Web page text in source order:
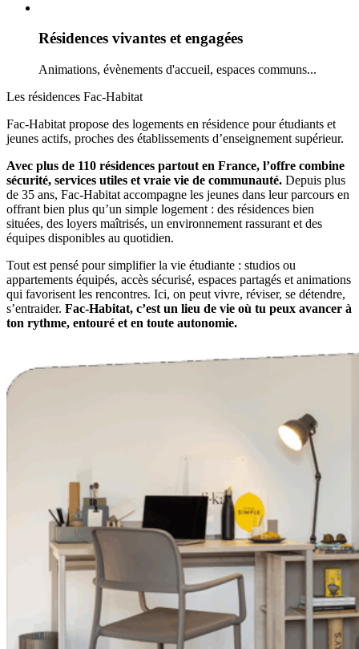
Résidences vivantes et engagées
Animations, évènements d'accueil, espaces communs...
Les résidences Fac-Habitat
Fac-Habitat propose des logements en résidence pour étudiants et
jeunes actifs, proches des établissements d’enseignement supérieur.
Avec plus de 110 résidences partout en France, l’offre combine
sécurité, services utiles et vraie vie de communauté. Depuis plus
de 35 ans, Fac-Habitat accompagne les jeunes dans leur parcours en
offrant bien plus qu’un simple logement : des résidences bien
situées, des loyers maîtrisés, un environnement rassurant et des
équipes disponibles au quotidien.
Tout est pensé pour simplifier la vie étudiante : studios ou
appartements équipés, accès sécurisé, espaces partagés et animations
qui favorisent les rencontres. Ici, on peut vivre, réviser, se détendre,
s’entraider. Fac-Habitat, c’est un lieu de vie où tu peux avancer à
ton rythme, entouré et en toute autonomie.